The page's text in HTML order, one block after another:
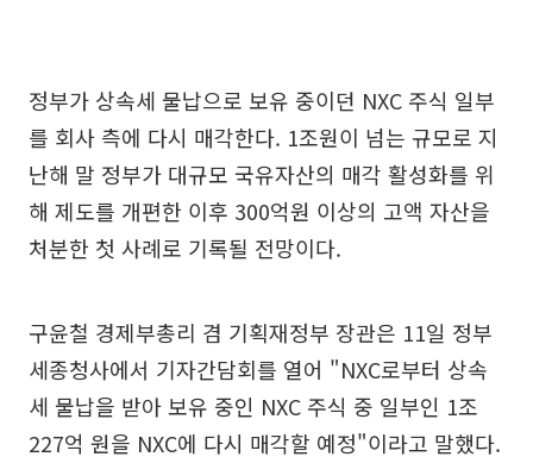
정부가 상속세 물납으로 보유 중이던 NXC 주식 일부
를 회사 측에 다시 매각한다. 1조원이 넘는 규모로 지
난해 말 정부가 대규모 국유자산의 매각 활성화를 위
해 제도를 개편한 이후 300억원 이상의 고액 자산을
처분한 첫 사례로 기록될 전망이다.
구윤철 경제부총리 겸 기획재정부 장관은 11일 정부
세종청사에서 기자간담회를 열어 "NXC로부터 상속
세 물납을 받아 보유 중인 NXC 주식 중 일부인 1조
227억 원을 NXC에 다시 매각할 예정"이라고 말했다.